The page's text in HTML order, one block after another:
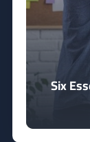
Six